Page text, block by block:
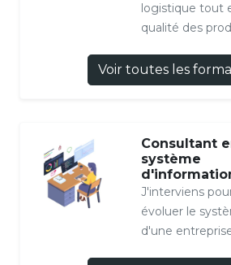
logistique tout
qualité des
Voir toutes les
Consultant
système
J'interviens
évoluer le
d'une